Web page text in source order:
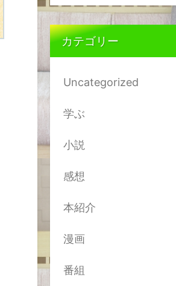
インの
カテゴリー
Uncategorized
学ぶ
小説
感想
本紹介
漫画
番組